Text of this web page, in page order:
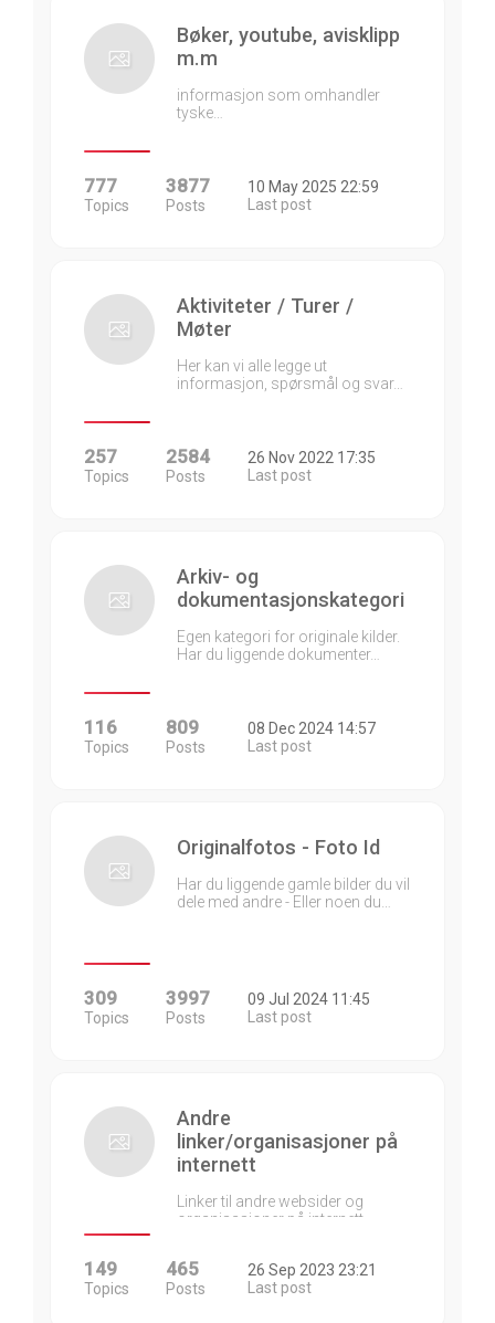
Bøker, youtube, avisklipp
m.m
informasjon som omhandler
tyske…
777
Topics
3877
Posts
10 May 2025 22:59
Last post
Aktiviteter / Turer /
Møter
Her kan vi alle legge ut
informasjon, spørsmål og svar…
257
Topics
2584
Posts
26 Nov 2022 17:35
Last post
Arkiv- og
dokumentasjonskategori
Egen kategori for originale kilder.
Har du liggende dokumenter…
116
Topics
809
Posts
08 Dec 2024 14:57
Last post
Originalfotos - Foto Id
Har du liggende gamle bilder du vil
dele med andre - Eller noen du…
309
Topics
3997
Posts
09 Jul 2024 11:45
Last post
Andre
linker/organisasjoner på
internett
Linker til andre websider og
organisasjoner på internett…
149
Topics
465
Posts
26 Sep 2023 23:21
Last post